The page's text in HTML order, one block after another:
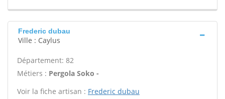
Frederic dubau
Ville : Caylus
Département: 82
Métiers : Pergola Soko -
Voir la fiche artisan : Frederic dubau